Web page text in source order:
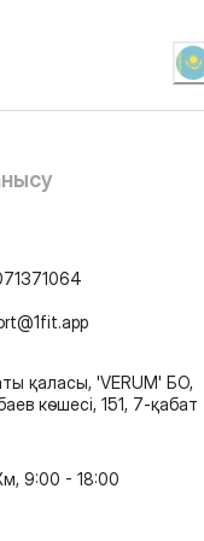
қаласы, 'VERUM' БО,
көшесі, 151, 7-қабат
9:00 - 18:00